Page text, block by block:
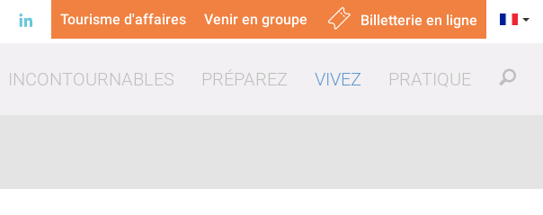
Tourisme d'affaires Venir en groupe Billetterie en ligne
INCONTOURNABLES PRÉPAREZ VIVEZ PRATIQUE